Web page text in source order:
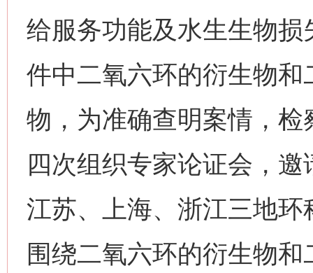
给服务功能及水生生物
件中二氧六环的衍生物
物，为准确查明案情，
四次组织专家论证会，
江苏、上海、浙江三地
围绕二氧六环的衍生物